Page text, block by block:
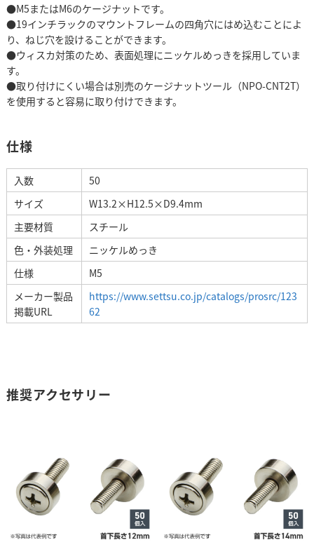
●M5またはM6のケージナットです。
●19インチラックのマウントフレームの四角穴にはめ込むことによ
り、ねじ穴を設けることができます。
●ウィスカ対策のため、表面処理にニッケルめっきを採用していま
す。
●取り付けにくい場合は別売のケージナットツール（NPO-CNT2T）
を使用すると容易に取り付けできます。
仕様
入数
50
サイズ
W13.2×H12.5×D9.4mm
主要材質
スチール
色・外装処理
ニッケルめっき
仕様
M5
メーカー製品
掲載URL
https://www.settsu.co.jp/catalogs/prosrc/123
62
推奨アクセサリー